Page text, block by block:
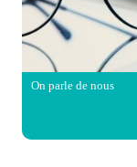
On parle de nous